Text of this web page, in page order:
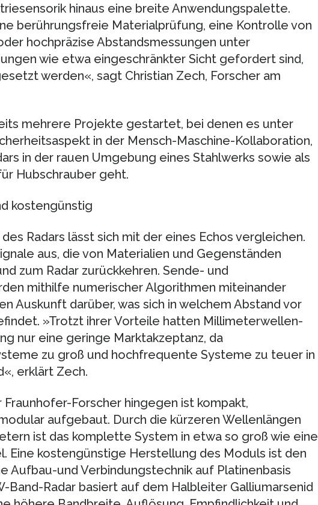
hinaus eine breite Anwendungspalette.
berührungsfreie Materialprüfung, eine Kontrolle von
hochpräzise Abstandsmessungen unter
wie etwa eingeschränkter Sicht gefordert sind,
werden«, sagt Christian Zech, Forscher am
mehrere Projekte gestartet, bei denen es unter
in der Mensch-Maschine-Kollaboration,
in der rauen Umgebung eines Stahlwerks sowie als
Hubschrauber geht.
kostengünstig
Radars lässt sich mit der eines Echos vergleichen.
aus, die von Materialien und Gegenständen
zum Radar zurückkehren. Sende- und
mithilfe numerischer Algorithmen miteinander
Auskunft darüber, was sich in welchem Abstand vor
»Trotzt ihrer Vorteile hatten Millimeterwellen-
nur eine geringe Marktakzeptanz, da
zu groß und hochfrequente Systeme zu teuer in
erklärt Zech.
Fraunhofer-Forscher hingegen ist kompakt,
aufgebaut. Durch die kürzeren Wellenlängen
ist das komplette System in etwa so groß wie eine
Eine kostengünstige Herstellung des Moduls ist den
Aufbau-und Verbindungstechnik auf Platinenbasis
Band-Radar basiert auf dem Halbleiter Galliumarsenid